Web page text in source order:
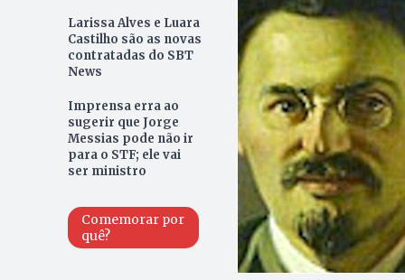
Larissa Alves e Luara
Castilho são as novas
contratadas do SBT
News
Imprensa erra ao
sugerir que Jorge
Messias pode não ir
para o STF; ele vai
ser ministro
Comemorar por
quê?